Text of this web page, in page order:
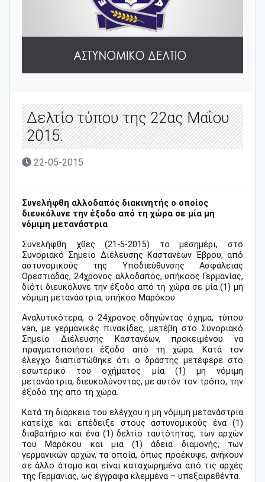
Δελτίο τύπου της 22ας Μαΐου
2015.
22-05-2015
Συνελήφθη αλλοδαπός διακινητής ο οποίος
διευκόλυνε την έξοδο από τη χώρα σε μία μη
νόμιμη μετανάστρια
Συνελήφθη χθες (21-5-2015) το μεσημέρι, στο
Συνοριακό Σημείο Διέλευσης Καστανέων Έβρου, από
αστυνομικούς της Υποδιεύθυνσης Ασφάλειας
Ορεστιάδας, 24χρονος αλλοδαπός, υπήκοος Γερμανίας,
διότι διευκόλυνε την έξοδο από τη χώρα σε μία (1) μη
νόμιμη μετανάστρια, υπήκοο Μαρόκου.
Αναλυτικότερα, ο 24χρονος οδηγώντας όχημα, τύπου
van, με γερμανικές πινακίδες, μετέβη στο Συνοριακό
Σημείο Διέλευσης Καστανέων, προκειμένου να
πραγματοποιήσει έξοδο από τη χώρα. Κατά τον
έλεγχο διαπιστώθηκε ότι ο δράστης μετέφερε στο
εσωτερικό του οχήματος μία (1) μη νόμιμη
μετανάστρια, διευκολύνοντας, με αυτόν τον τρόπο, την
έξοδό της από τη χώρα.
Κατά τη διάρκεια του ελέγχου η μη νόμιμη μετανάστρια
κατείχε και επέδειξε στους αστυνομικούς ένα (1)
διαβατήριο και ένα (1) δελτίο ταυτότητας, των αρχών
του Μαρόκου και μια (1) άδεια διαμονής, των
γερμανικών αρχών, τα οποία, όπως προέκυψε, ανήκουν
σε άλλο άτομο και είναι καταχωρημένα από τις αρχές
της Γερμανίας, ως έγγραφα κλεμμένα – υπεξαιρεθέντα.